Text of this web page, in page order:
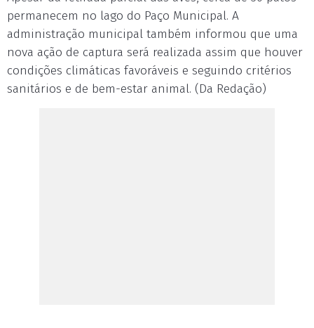
permanecem no lago do Paço Municipal. A
administração municipal também informou que uma
nova ação de captura será realizada assim que houver
condições climáticas favoráveis e seguindo critérios
sanitários e de bem-estar animal. (Da Redação)